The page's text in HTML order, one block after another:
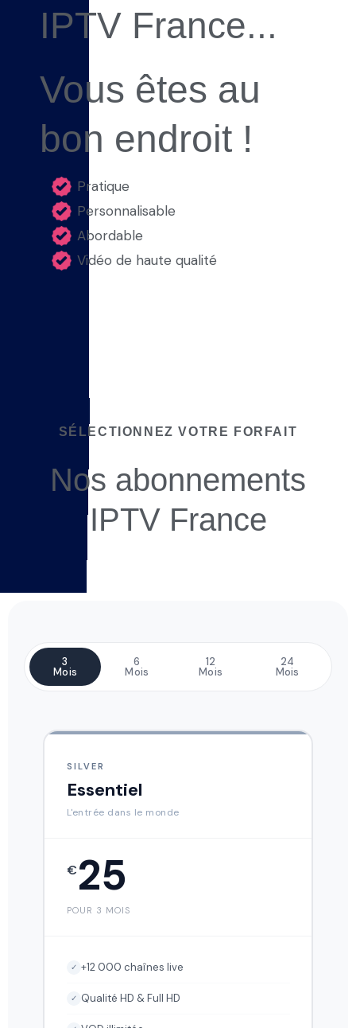
IPTV France...
Vous êtes au
bon endroit !​
Pratique
Personnalisable
Abordable
Vidéo de haute qualité
SÉLECTIONNEZ VOTRE FORFAIT
Nos abonnements
IPTV France
3
Mois
6
Mois
12
Mois
24
Mois
SILVER
Essentiel
L'entrée dans le monde
€25
POUR 3 MOIS
✓ +12 000 chaînes live
✓ Qualité HD & Full HD